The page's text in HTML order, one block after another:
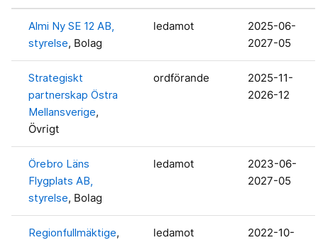
Almi Ny SE 12 AB,
styrelse, Bolag
ledamot
2025-06-
2027-05
Strategiskt
partnerskap Östra
Mellansverige,
Övrigt
ordförande
2025-11-
2026-12
Örebro Läns
Flygplats AB,
styrelse, Bolag
ledamot
2023-06-
2027-05
Regionfullmäktige,
ledamot
2022-10-